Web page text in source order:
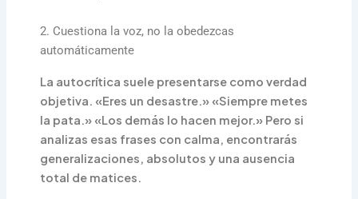
2. Cuestiona la voz, no la obedezcas
automáticamente
La autocrítica suele presentarse como verdad
objetiva. «Eres un desastre.» «Siempre metes
la pata.» «Los demás lo hacen mejor.» Pero si
analizas esas frases con calma, encontrarás
generalizaciones, absolutos y una ausencia
total de matices.